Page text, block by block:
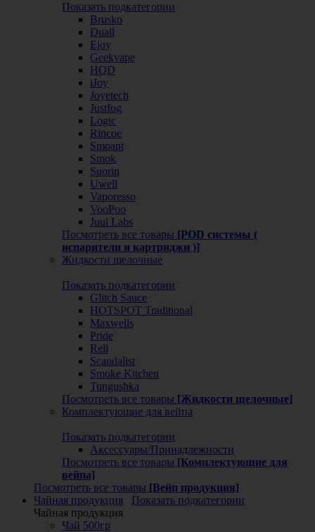
Показать подкатегории
Brusko
Duall
Ejoy
Geekvape
HQD
iJoy
Joyetech
Justfog
Logic
Rincoe
Smoant
Smok
Suorin
Uwell
Vaporesso
VooPoo
Juul Labs
Посмотреть все товары [POD системы (
испарители и картриджи )]
Жидкости щелочные
Показать подкатегории
Glitch Sauce
HOTSPOT Traditional
Maxwells
Pride
Rell
Scandalist
Smoke Kitchen
Tungushka
Посмотреть все товары [Жидкости щелочные]
Комплектующие для вейпа
Показать подкатегории
Аксессуары/Принадлежности
Посмотреть все товары [Комплектующие для
вейпа]
Посмотреть все товары [Вейп продукция]
Чайная продукция
Показать подкатегории
Чайная продукция
Чай 500гр